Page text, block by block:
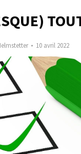
10 avril 2022